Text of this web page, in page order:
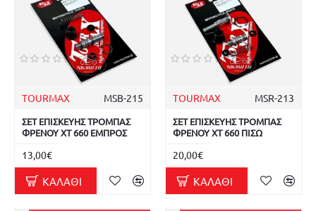
TOURMAX MSB-215
ΣΕΤ ΕΠΙΣΚΕΥΗΣ ΤΡΟΜΠΑΣ
ΦΡΕΝΟΥ XT 660 ΕΜΠΡΟΣ
13,00€
ΚΑΛΆΘΙ
TOURMAX MSR-213
ΣΕΤ ΕΠΙΣΚΕΥΗΣ ΤΡΟΜΠΑΣ
ΦΡΕΝΟΥ XT 660 ΠΙΣΩ
20,00€
ΚΑΛΆΘΙ